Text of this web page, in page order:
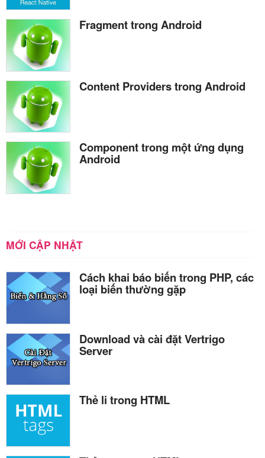
Fragment trong Android
Content Providers trong Android
Component trong một ứng dụng
Android
MỚI CẬP NHẬT
Cách khai báo biến trong PHP, các
loại biến thường gặp
Download và cài đặt Vertrigo
Server
Thẻ li trong HTML